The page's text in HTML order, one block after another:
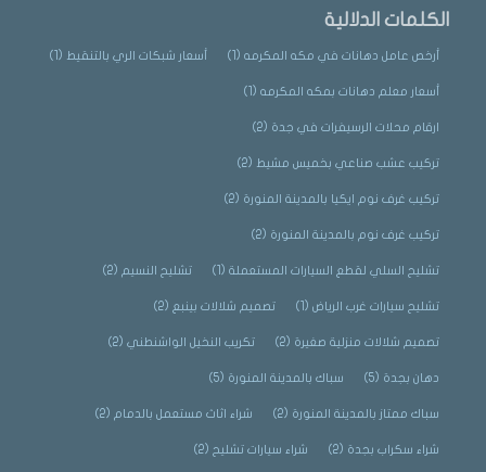
الكلمات الدلالية
أرخص عامل دهانات في مكه المكرمه(1) أسعار شبكات الري بالتنقيط (1)
أسعار معلم دهانات بمكه المكرمه(1)
ارقام محلات الرسيفرات في جدة (2)
تركيب عشب صناعي بخميس مشيط (2)
تركيب غرف نوم ايكيا بالمدينة المنورة (2)
تركيب غرف نوم بالمدينة المنورة (2)
تشليح السلي لقطع السيارات المستعملة(1) تشليح النسيم (2)
تشليح سيارات غرب الرياض(1) تصميم شلالات بينبع (2)
تصميم شلالات منزلية صغيرة (2) تكريب النخيل الواشنطني(2)
دهان بجدة (5) سباك بالمدينة المنورة (5)
سباك ممتاز بالمدينة المنورة (2) شراء اثاث مستعمل بالدمام (2)
شراء سكراب بجدة (2) شراء سيارات تشليح (2)